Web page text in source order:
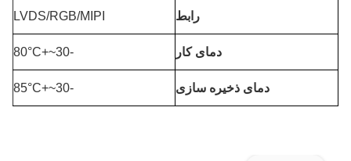
رابط LVDS/RGB/MIPI
دمای کار -30~+80°C
دمای ذخیره سازی -30~+85°C